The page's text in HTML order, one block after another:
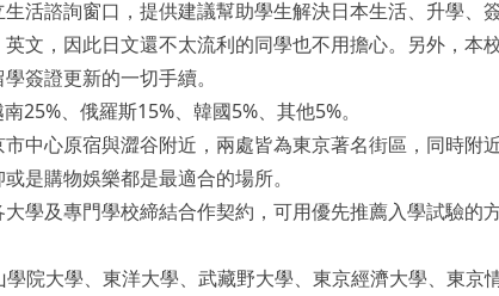
活諮詢窗口，提供建議幫助學生解決日本生活、升學、
文，因此日文還不太流利的同學也不用擔心。另外，本
簽證更新的一切手續。
25%、俄羅斯15%、韓國5%、其他5%。
中心原宿與澀谷附近，兩處皆為東京著名街區，同時附
是購物娛樂都是最適合的場所。
學及專門學校締結合作契約，可用優先推薦入學試驗的
院大學、東洋大學、武藏野大學、東京經濟大學、東京